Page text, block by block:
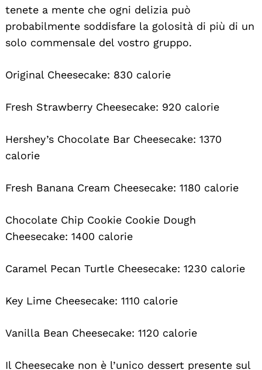
tenete a mente che ogni delizia può
probabilmente soddisfare la golosità di più di un
solo commensale del vostro gruppo.
Original Cheesecake: 830 calorie
Fresh Strawberry Cheesecake: 920 calorie
Hershey’s Chocolate Bar Cheesecake: 1370
calorie
Fresh Banana Cream Cheesecake: 1180 calorie
Chocolate Chip Cookie Cookie Dough
Cheesecake: 1400 calorie
Caramel Pecan Turtle Cheesecake: 1230 calorie
Key Lime Cheesecake: 1110 calorie
Vanilla Bean Cheesecake: 1120 calorie
Il Cheesecake non è l’unico dessert presente sul